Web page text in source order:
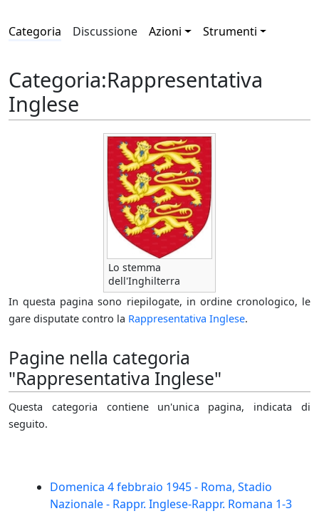
Categoria Discussione Azioni Strumenti
Categoria:Rappresentativa
Inglese
Lo stemma
dell'Inghilterra
In questa pagina sono riepilogate, in ordine cronologico, le
gare disputate contro la Rappresentativa Inglese.
Pagine nella categoria
"Rappresentativa Inglese"
Questa categoria contiene un'unica pagina, indicata di
seguito.
Domenica 4 febbraio 1945 - Roma, Stadio
Nazionale - Rappr. Inglese-Rappr. Romana 1-3